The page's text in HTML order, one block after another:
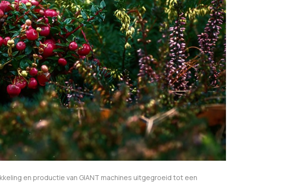
en productie van GIANT machines uitgegroeid tot een